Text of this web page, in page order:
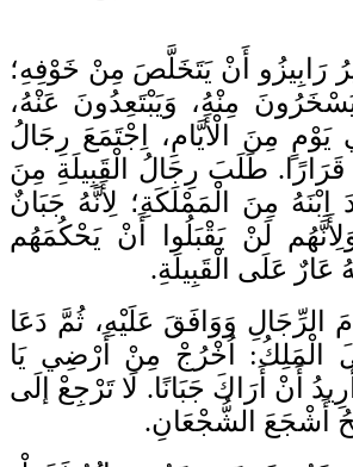
رَابِيزُو أَنْ يَتَخَلَّصَ مِنْ خَوْفِهِ؛
مِنْهُ، وَيَبْتَعِدُونَ عَنْهُ،
يَوْمٍ مِنَ الْأَيَّامِ، اِجْتَمَعَ رِجَالُ
قَرَارًا. طَلَبَ رِجَالُ الْقَبِيلَةِ مِنَ
اِبْنَهُ مِنَ الْمَمْلَكَةِ؛ لِأَنَّهُ جَبَانٌ
لَنْ يَقْبَلُوا أَنْ يَحْكُمَهُم
عَارٌ عَلَى الْقَبِيلَةِ.
الرِّجَالِ وَوَافَقَ عَلَيْهِ، ثُمَّ دَعَا
الْمَلِكُ: اُخْرُجْ مِنْ أَرْضِي يَا
أَنْ أَرَاكَ جَبَانًا. لَا تَرْجِعْ إلَى
أَشْجَعَ الشُّجْعَانِ.